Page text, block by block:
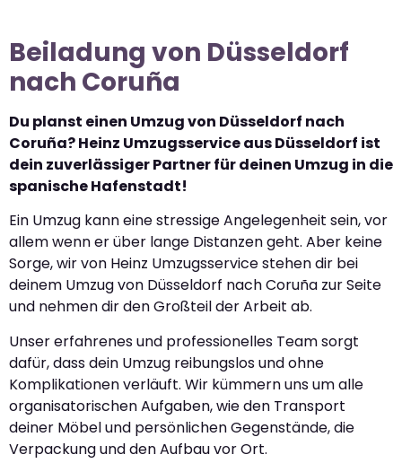
Beiladung von Düsseldorf
nach Coruña
Du planst einen Umzug von Düsseldorf nach
Coruña? Heinz Umzugsservice aus Düsseldorf ist
dein zuverlässiger Partner für deinen Umzug in die
spanische Hafenstadt!
Ein Umzug kann eine stressige Angelegenheit sein, vor
allem wenn er über lange Distanzen geht. Aber keine
Sorge, wir von Heinz Umzugsservice stehen dir bei
deinem Umzug von Düsseldorf nach Coruña zur Seite
und nehmen dir den Großteil der Arbeit ab.
Unser erfahrenes und professionelles Team sorgt
dafür, dass dein Umzug reibungslos und ohne
Komplikationen verläuft. Wir kümmern uns um alle
organisatorischen Aufgaben, wie den Transport
deiner Möbel und persönlichen Gegenstände, die
Verpackung und den Aufbau vor Ort.